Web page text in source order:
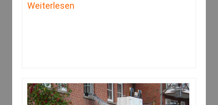
Weiterlesen